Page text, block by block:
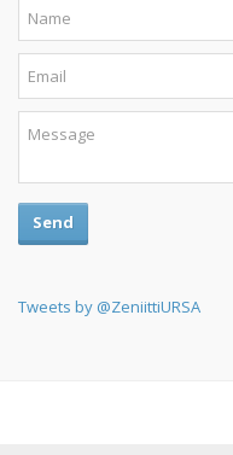
Send
Tweets by @ZeniittiURSA